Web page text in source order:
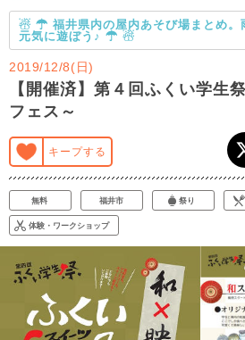
☃ ☂ 福井県内の屋内あそび場まとめ。
元気に遊ぼう♪ ☂ ☃
2019/12/8(日)
【開催済】第４回ふくい学生
フェス～
キープする
無料 福井市 祭り
体験・ワークショップ